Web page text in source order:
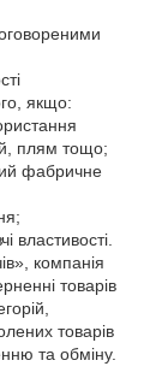
якщо:
плям тощо;
фабричне
властивості.
компанія
товарів
товарів
та обміну.